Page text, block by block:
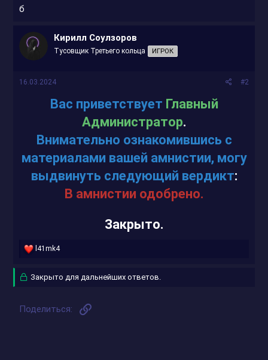
б
Кирилл Соулзоров
Тусовщик Третьего кольца ИГРОК
16.03.2024 #2
Вас приветствует Главный
Администратор.
Внимательно ознакомившись с
материалами вашей амнистии, могу
выдвинуть следующий вердикт:
В амнистии одобрено.
Закрыто.
Р
к
и
:
l41mk4
Закрыто для дальнейших ответов.
Поделиться: